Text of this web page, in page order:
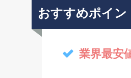
おすすめポイン
業界最安